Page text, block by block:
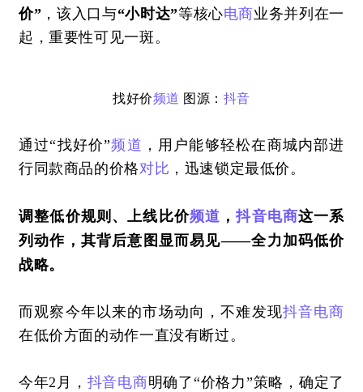
价” ，该入口与“小时达”等核心电商业务并列在一
起，重要性可见一斑。
找好价频道 图源： 抖音
通过“找好价”频道 ，用户能够轻松在商城内部进
行同款商品的价格对比 ，迅速锁定最低价。
调整低价规则、上线比价频道 ，抖音电商这一系
列动作，其背后意图显而易见——全力加码低价
战略。
而观察今年以来的市场动向，不难发现抖音电商
在低价方面的动作一直没有断过。
今年2月， 抖音电商明确了“价格力”策略，确定了